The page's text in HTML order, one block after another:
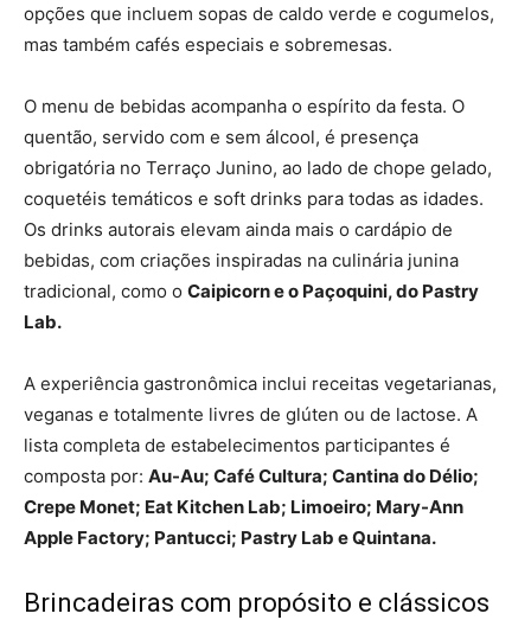
opções que incluem sopas de caldo verde e cogumelos,
mas também cafés especiais e sobremesas.
O menu de bebidas acompanha o espírito da festa. O
quentão, servido com e sem álcool, é presença
obrigatória no Terraço Junino, ao lado de chope gelado,
coquetéis temáticos e soft drinks para todas as idades.
Os drinks autorais elevam ainda mais o cardápio de
bebidas, com criações inspiradas na culinária junina
tradicional, como o Caipicorn e o Paçoquini, do Pastry
Lab.
A experiência gastronômica inclui receitas vegetarianas,
veganas e totalmente livres de glúten ou de lactose. A
lista completa de estabelecimentos participantes é
composta por: Au-Au; Café Cultura; Cantina do Délio;
Crepe Monet; Eat Kitchen Lab; Limoeiro; Mary-Ann
Apple Factory; Pantucci; Pastry Lab e Quintana.
Brincadeiras com propósito e clássicos